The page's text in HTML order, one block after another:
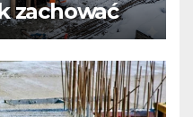
zachować